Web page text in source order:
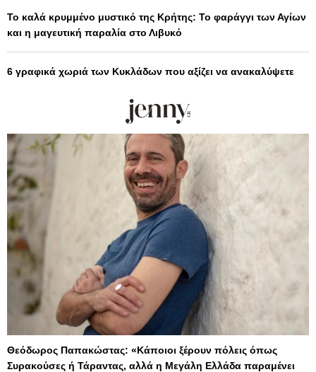
Το καλά κρυμμένο μυστικό της Κρήτης: Το φαράγγι των Αγίων
και η μαγευτική παραλία στο Λιβυκό
6 γραφικά χωριά των Κυκλάδων που αξίζει να ανακαλύψετε
Θεόδωρος Παπακώστας: «Κάποιοι ξέρουν πόλεις όπως
Συρακούσες ή Τάραντας, αλλά η Μεγάλη Ελλάδα παραμένει